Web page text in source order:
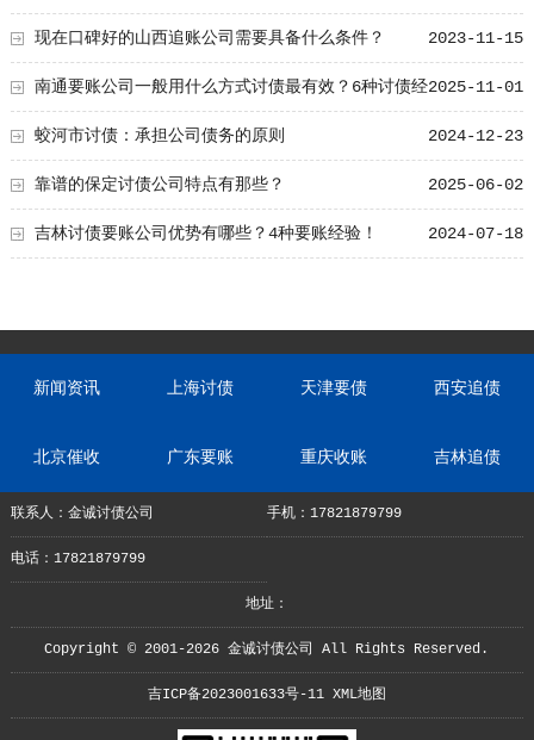
2023-11-15
现在口碑好的山西追账公司需要具备什么条件？
2025-11-01
南通要账公司一般用什么方式讨债最有效？6种讨债经
验学习！ 2024-12-23
蛟河市讨债：承担公司债务的原则
2025-06-02
靠谱的保定讨债公司特点有那些？
2024-07-18
吉林讨债要账公司优势有哪些？4种要账经验！
新闻资讯 上海讨债 天津要债 西安追债
北京催收 广东要账 重庆收账 吉林追债
联系人：金诚讨债公司 手机：17821879799
电话：17821879799
地址：
Copyright © 2001-2026 金诚讨债公司 All Rights Reserved.
吉ICP备2023001633号-11 XML地图